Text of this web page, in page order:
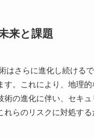
来と課題
はさらに進化し続ける
す。これにより、地理
術の進化に伴い、セキ
れらのリスクに対処する